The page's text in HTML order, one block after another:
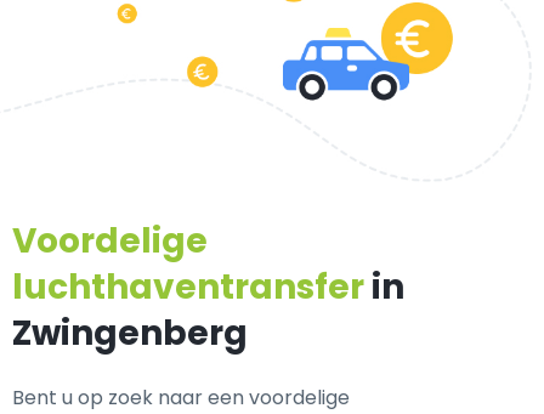
Voordelige
luchthaventransferin
Zwingenberg
Bent u op zoek naar een voordelige